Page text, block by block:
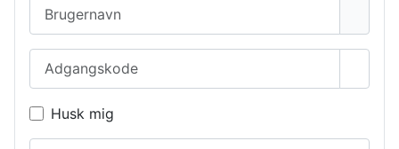
Husk mig